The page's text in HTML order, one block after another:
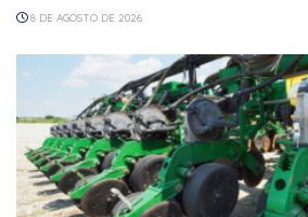
8 DE AGOSTO DE 2026